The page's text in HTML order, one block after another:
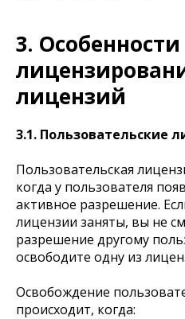
3. Особенности
лицензий
3.1. Пользовательские
Пользовательская
когда у пользователя
активное разрешение.
лицензии заняты, вы не
разрешение другому
освободите одну из
Освобождение
происходит, когда: